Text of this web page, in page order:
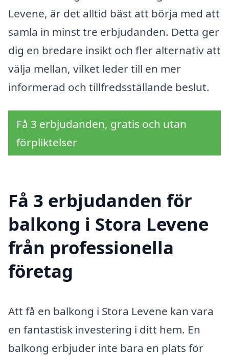
Levene, är det alltid bäst att börja med att
samla in minst tre erbjudanden. Detta ger
dig en bredare insikt och fler alternativ att
välja mellan, vilket leder till en mer
informerad och tillfredsställande beslut.
Få 3 erbjudanden, gratis och utan
förpliktelser
Få 3 erbjudanden för
balkong i Stora Levene
från professionella
företag
Att få en balkong i Stora Levene kan vara
en fantastisk investering i ditt hem. En
balkong erbjuder inte bara en plats för